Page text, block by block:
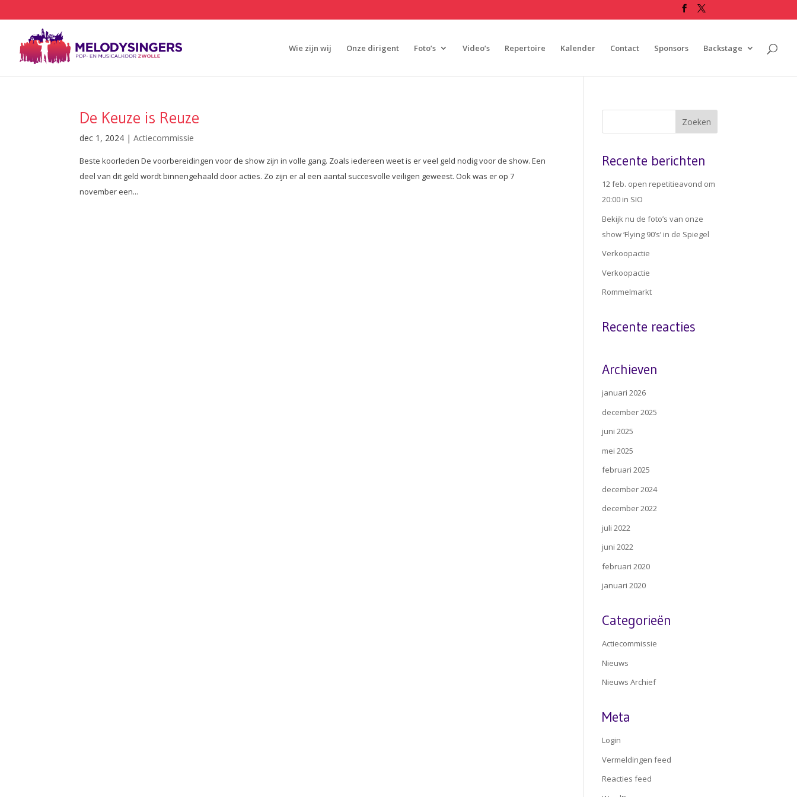
Wie zijn wij Onze dirigent Foto’s Video’s Repertoire Kalender Contact Sponsors Backstage
De Keuze is Reuze
dec 1, 2024 |Actiecommissie
Beste koorleden De voorbereidingen voor de show zijn in volle gang. Zoals iedereen weet is er veel geld nodig voor de show. Een
deel van dit geld wordt binnengehaald door acties. Zo zijn er al een aantal succesvolle veiligen geweest. Ook was er op 7
november een...
Recente berichten
12 feb. open repetitieavond om
20:00 in SIO
Bekijk nu de foto’s van onze
show ‘Flying 90’s’ in de Spiegel
Verkoopactie
Verkoopactie
Rommelmarkt
Recente reacties
Archieven
januari 2026
december 2025
juni 2025
mei 2025
februari 2025
december 2024
december 2022
juli 2022
juni 2022
februari 2020
januari 2020
Categorieën
Actiecommissie
Nieuws
Nieuws Archief
Meta
Login
Vermeldingen feed
Reacties feed